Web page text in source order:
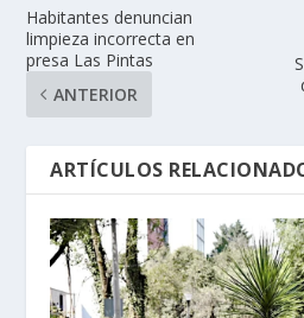
Habitantes denuncian
limpieza incorrecta en
presa Las Pintas
ANTERIOR
ARTÍCULOS